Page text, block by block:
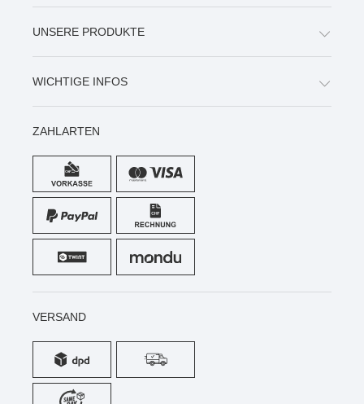
UNSERE PRODUKTE
WICHTIGE INFOS
ZAHLARTEN
VERSAND